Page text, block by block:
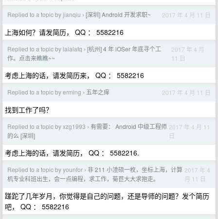
Replied to a topic by jianqiu › [深圳] Android 开发求职~ 2017 年 4 月 11 日
上海如何？请发简历， QQ ： 5582216
Replied to a topic by lalalafq › [杭州] 4 年 iOSer 年底寻个工
作。点击来瞧瞧~~
2017 年 4 月
11 日
考虑上海的话，请发简历来， QQ ： 5582216
Replied to a topic by erming › 五年之痒 2017 年 4 月 11 日
找到工作了吗？
Replied to a topic by xzg1993 › 有需要： Android 中级工程师
的么 [深圳]
2017 年 4 月 11
日
考虑上海的话，请发简历， QQ ： 5582216.
Replied to a topic by younfor › 非 211 小渣硕一枚，坐标上海，计算
机专业科班出生，会一点编程，求工作，菊苣大大求抱走。
2017 年 4
月 11 日
蹉跎了几年岁月，你觉得是自己的问题，还是导师的问题？发个简历
吧， QQ ： 5582216